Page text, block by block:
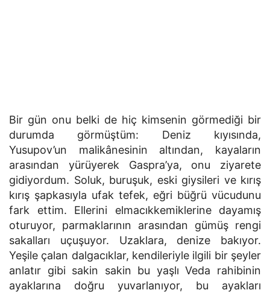
Bir gün onu belki de hiç kimsenin görmediği bir
durumda görmüştüm: Deniz kıyısında,
Yusupov’un malikânesinin altından, kayaların
arasından yürüyerek Gaspra’ya, onu ziyarete
gidiyordum. Soluk, buruşuk, eski giysileri ve kırış
kırış şapkasıyla ufak tefek, eğri büğrü vücudunu
fark ettim. Ellerini elmacıkkemiklerine dayamış
oturuyor, parmaklarının arasından gümüş rengi
sakalları uçuşuyor. Uzaklara, denize bakıyor.
Yeşile çalan dalgacıklar, kendileriyle ilgili bir şeyler
anlatır gibi sakin sakin bu yaşlı Veda rahibinin
ayaklarına doğru yuvarlanıyor, bu ayakları